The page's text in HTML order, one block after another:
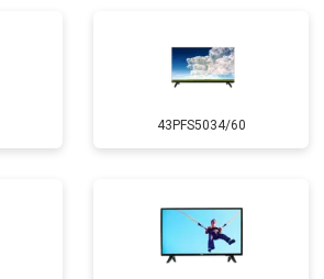
43PFS5034/60